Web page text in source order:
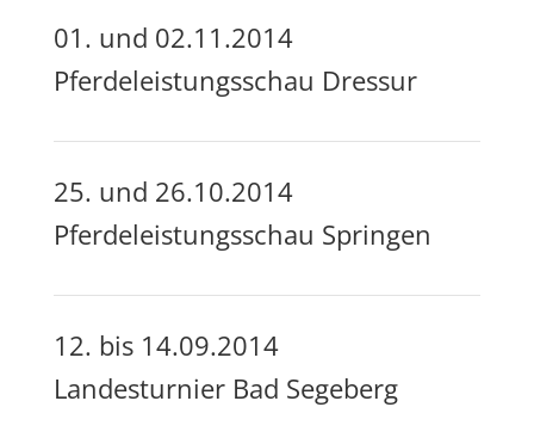
01. und 02.11.2014
Pferdeleistungsschau Dressur
25. und 26.10.2014
Pferdeleistungsschau Springen
12. bis 14.09.2014
Landesturnier Bad Segeberg